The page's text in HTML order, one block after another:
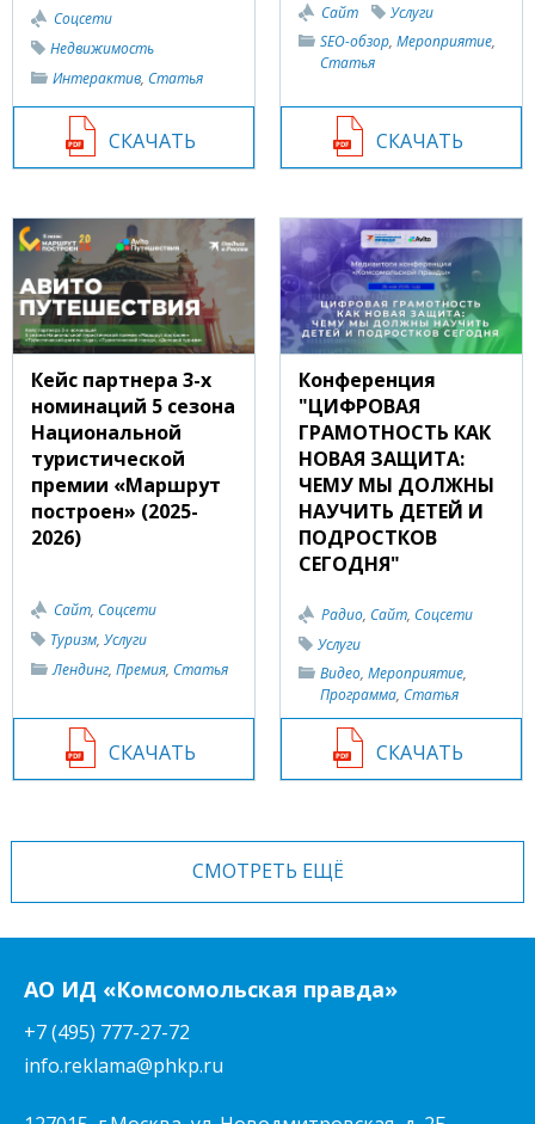
Соцсети
Недвижимость
Интерактив, Статья
СКАЧАТЬ
Сайт
Услуги
SEO-обзор, Мероприятие,
Статья
СКАЧАТЬ
Кейс партнера 3-х
номинаций 5 сезона
Национальной
туристической
премии «Маршрут
построен» (2025-
2026)
Сайт, Соцсети
Туризм, Услуги
Лендинг, Премия, Статья
СКАЧАТЬ
Конференция
"ЦИФРОВАЯ
ГРАМОТНОСТЬ КАК
НОВАЯ ЗАЩИТА:
ЧЕМУ МЫ ДОЛЖНЫ
НАУЧИТЬ ДЕТЕЙ И
ПОДРОСТКОВ
СЕГОДНЯ"
Радио, Сайт, Соцсети
Услуги
Видео, Мероприятие,
Программа, Статья
СКАЧАТЬ
СМОТРЕТЬ ЕЩЁ
АО ИД «Комсомольская правда»
+7 (495) 777-27-72
info.reklama@phkp.ru